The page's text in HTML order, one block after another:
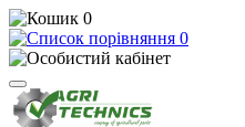
0
0